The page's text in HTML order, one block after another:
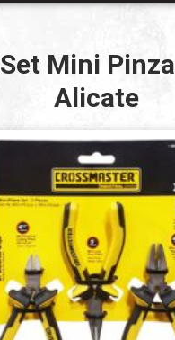
Set Mini
Alicate